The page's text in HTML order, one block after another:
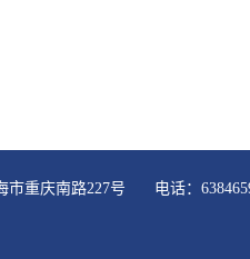
重庆南路227号 电话：